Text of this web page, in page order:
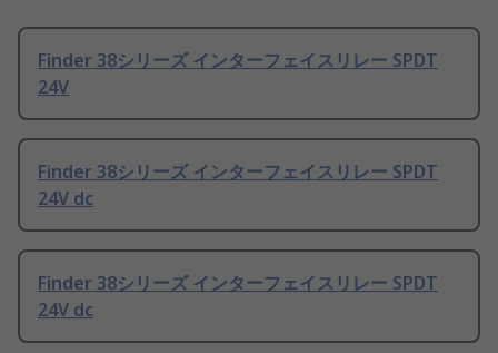
Finder 38シリーズ インターフェイスリレー SPDT
24V
Finder 38シリーズ インターフェイスリレー SPDT
24V dc
Finder 38シリーズ インターフェイスリレー SPDT
24V dc